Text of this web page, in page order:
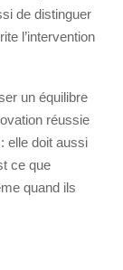
de distinguer
l’intervention
un équilibre
réussie
elle doit aussi
ce que
quand ils